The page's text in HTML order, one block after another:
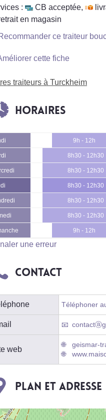
:
CB acceptée,
en magasin
ce traiteur
cette fiche
traiteurs à Turckheim
Horaires
9h - 12h
8h30 - 12h30
8h30 - 12h30
8h30 - 12h30
8h30 - 12h30
8h30 - 12h30
9h - 12h
une erreur
Contact
Téléphoner
web
geismar-
Plan et adresse